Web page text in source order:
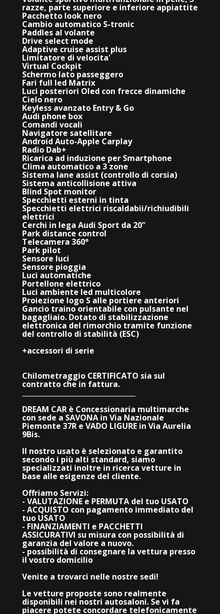
razze, parte superiore e inferiore appiattite
Pacchetto look nero
Cambio automatico S-tronic
Paddles al volante
Drive select mode
Adaptive cruise assist plus
Limitatore di velocita'
Virtual Cockpit
Schermo lato passeggero
Fari full led Matrix
Luci posteriori Oled con frecce dinamiche
Cielo nero
Keyless avanzato Entry & Go
Audi phone box
Comandi vocali
Navigatore satellitare
Android Auto-Apple Carplay
Radio Dab+
Ricarica ad induzione per Smartphone
Clima automatico a 3 zone
Sistema lane assist (controllo di corsia)
Sistema anticollisione attiva
Blind Spot monitor
Specchietti esterni in tinta
Specchietti elettrici riscaldabii/richiudibili
elettrici
Cerchi in lega Audi Sport da 20"
Park distance control
Telecamera 360°
Park pilot
Sensore luci
Sensore pioggia
Luci automatiche
Portellone elettrico
Luci ambiente led multicolore
Proiezione logo S alle portiere anteriori
Gancio traino orientabile con pulsante nel
bagagliaio. Dotato di stabilizzazione
elettronica del rimorchio tramite funzione
del controllo di stabilità (ESC)
+accessori di serie
Chilometraggio CERTIFICATO sia sul
contratto che in fattura.
DREAM CAR è Concessionaria multimarche
con sede a SAVONA in Via Nazionale
Piemonte 37R e VADO LIGURE in Via Aurelia
9Bis.
Il nostro usato è selezionato e garantito
secondo i più alti standard, siamo
specializzati inoltre in ricerca vetture in
base alle esigenze del cliente.
Offriamo Servizi:
- VALUTAZIONE e PERMUTA del tuo USATO
- ACQUISTO con pagamento immediato del
tuo USATO
- FINANZIAMENTI e PACCHETTI
ASSICURATIVI su misura con possibilità di
garanzia del valore a nuovo.
- possibilità di consegnare la vettura presso
il vostro domicilio
Venite a trovarci nelle nostre sedi!
Le vetture proposte sono realmente
disponibili nei nostri autosaloni. Se vi fa
piacere potete concordare telefonicamente